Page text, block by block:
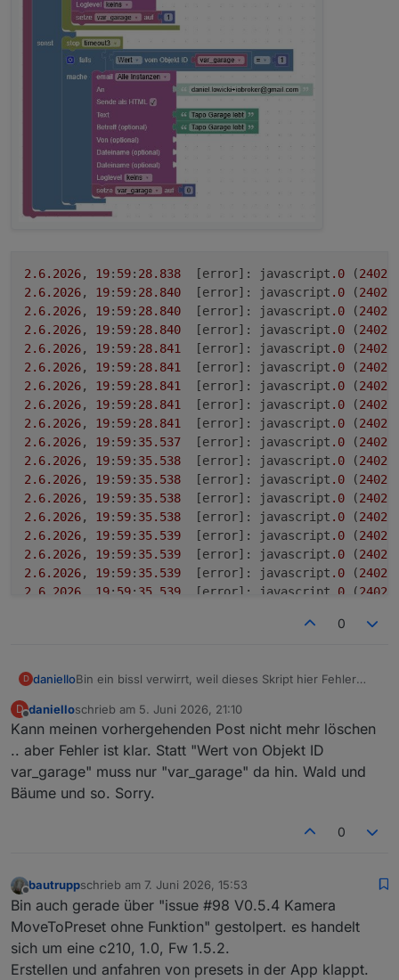
2.6.2026, 19: 59: 28.838
	[error]: javascript
.0 (
2.6.2026, 19: 59: 28.840
	[error]: javascript
.0 (
2.6.2026, 19: 59: 28.840
	[error]: javascript
.0 (
2.6.2026, 19: 59: 28.840
	[error]: javascript
.0 (
2.6.2026, 19: 59: 28.841
	[error]: javascript
.0 (
2.6.2026, 19: 59: 28.841
	[error]: javascript
.0 (
2.6.2026, 19: 59: 28.841
	[error]: javascript
.0 (
2.6.2026, 19: 59: 28.841
	[error]: javascript
.0 (
2.6.2026, 19: 59: 28.841
	[error]: javascript
.0 (
2.6.2026, 19: 59: 35.537
	[error]: javascript
.0 (
2.6.2026, 19: 59: 35.538
	[error]: javascript
.0 (
2.6.2026, 19: 59: 35.538
	[error]: javascript
.0 (
2.6.2026, 19: 59: 35.538
	[error]: javascript
.0 (
2.6.2026, 19: 59: 35.538
	[error]: javascript
.0 (
2.6.2026, 19: 59: 35.539
	[error]: javascript
.0 (
2.6.2026, 19: 59: 35.539
	[error]: javascript
.0 (
2.6.2026, 19: 59: 35.539
	[error]: javascript
.0 (
2.6 .2026 19: 59: 35.539
	[error]: javascript
.0 (
0
D danielloBin ein bissl verwirrt, weil dieses Skript hier Fehler
connected" objekt?
D danielloschrieb am 5. Juni 2026, 21:10
zuletzt editiert von
Kann meinen vorhergehenden Post nicht mehr löschen
.. aber Fehler ist klar. Statt "Wert von Objekt ID
var_garage" muss nur "var_garage" da hin. Wald und
Bäume und so. Sorry.
0
Offline
bautruppschrieb am 7. Juni 2026, 15:53
zuletzt editiert von
Bin auch gerade über "issue #98 V0.5.4 Kamera
MoveToPreset ohne Funktion" gestolpert. es handelt
sich um eine c210, 1.0, Fw 1.5.2.
Erstellen und anfahren von presets in der App klappt.